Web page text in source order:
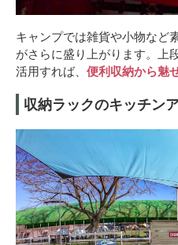
キャンプでは雑貨や小物など
がさらに盛り上がります。上
活用すれば、 便利収納から魅
収納ラックのキッチン